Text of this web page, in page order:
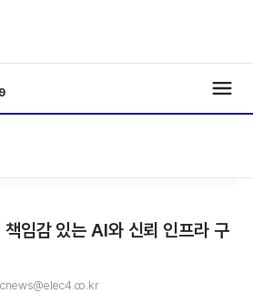
임감 있는 AI와 신뢰 인프라 구